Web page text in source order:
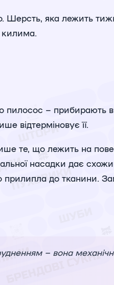
Шерсть, яка лежить
килима.
пилосос – прибирають
відтерміновує її.
те, що лежить на
насадки дає
до тканини.
– вона